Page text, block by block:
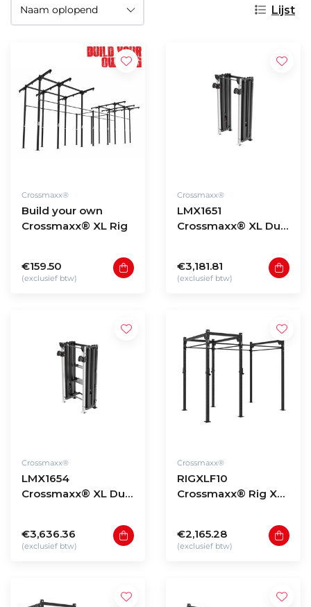
Lijst
Crossmaxx®
Build your own
Crossmaxx® XL Rig
€159.50
(exclusief btw)
Crossmaxx®
LMX1651
Crossmaxx® XL Dual
€3,181.81
(exclusief btw)
Crossmaxx®
LMX1654
Crossmaxx® XL Dual
€3,636.36
(exclusief btw)
Crossmaxx®
RIGXLF10
Crossmaxx® Rig XL
€2,165.28
(exclusief btw)